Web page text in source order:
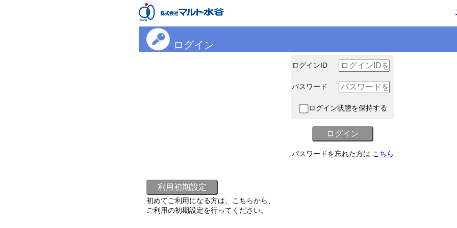
ログイン
ログインID
パスワード
ログイン状態を保持する
パスワードを忘れた方は こちら
初めてご利用になる方は、こちらから、
ご利用の初期設定を行ってください。